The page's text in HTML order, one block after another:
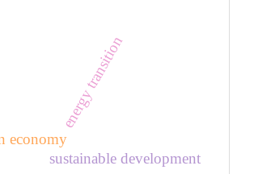
energy transition
economy
sustainable development